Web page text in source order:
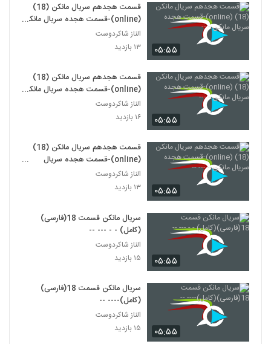
۰۵:۵۵
قسمت هجدهم سریال مانکن (18)
(online)-قسمت هجده سریال مانکن
- --
الناز شاکردوست
۱۳ بازدید
۰۵:۵۵
قسمت هجدهم سریال مانکن (18)
(online)-قسمت هجده سریال مانکن
- ---
الناز شاکردوست
۱۶ بازدید
۰۵:۵۵
قسمت هجدهم سریال مانکن (18)
(online)-قسمت هجده سریال
مانکن-- --- --
الناز شاکردوست
۱۳ بازدید
۰۵:۵۵
سریال مانکن قسمت 18(فارسی)
(کامل) - - --- --
الناز شاکردوست
۱۵ بازدید
۰۵:۵۵
سریال مانکن قسمت 18(فارسی)
(کامل)---- --
الناز شاکردوست
۱۵ بازدید